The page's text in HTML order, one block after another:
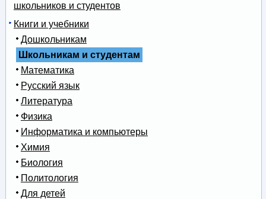
школьников и студентов
Книги и учебники
Дошкольникам
Школьникам и студентам
Математика
Русский язык
Литература
Физика
Информатика и компьютеры
Химия
Биология
Политология
Для детей